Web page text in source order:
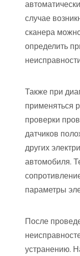
случае
сканера
определить
Также при
применяться
проверки
датчиков
других
автомобиля.
параметры
После
устранению.